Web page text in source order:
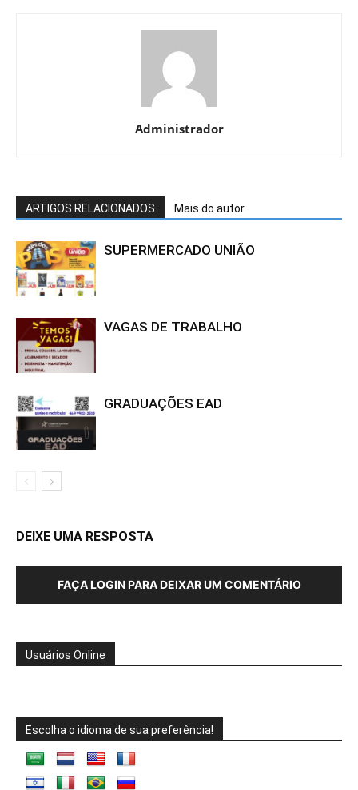
Administrador
ARTIGOS RELACIONADOS Mais do autor
SUPERMERCADO UNIÃO
VAGAS DE TRABALHO
GRADUAÇÕES EAD
DEIXE UMA RESPOSTA
FAÇA LOGIN PARA DEIXAR UM COMENTÁRIO
Usuários Online
Escolha o idioma de sua preferência!